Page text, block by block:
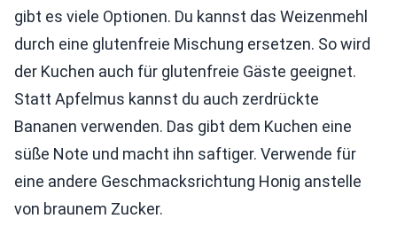
gibt es viele Optionen. Du kannst das Weizenmehl
durch eine glutenfreie Mischung ersetzen. So wird
der Kuchen auch für glutenfreie Gäste geeignet.
Statt Apfelmus kannst du auch zerdrückte
Bananen verwenden. Das gibt dem Kuchen eine
süße Note und macht ihn saftiger. Verwende für
eine andere Geschmacksrichtung Honig anstelle
von braunem Zucker.